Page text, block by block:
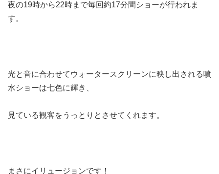
夜の19時から22時まで毎回約17分間ショーが行われま
す。
光と音に合わせてウォータースクリーンに映し出される噴
水ショーは七色に輝き、
見ている観客をうっとりとさせてくれます。
まさにイリュージョンです！